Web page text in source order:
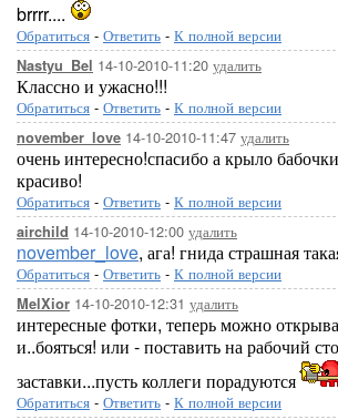
brrrr....
Обратиться - Ответить - К полной версии
Nastyu_Bel 14-10-2010-11:20 удалить
Классно и ужасно!!!
Обратиться - Ответить - К полной версии
november_love 14-10-2010-11:47 удалить
очень интересно!спасибо а крыло
красиво!
Обратиться - Ответить - К полной версии
airchild 14-10-2010-12:00 удалить
november_love, ага! гнида страшная
Обратиться - Ответить - К полной версии
MelXior 14-10-2010-12:31 удалить
интересные фотки, теперь можно
и..бояться! или - поставить на рабочий
заставки...пусть коллеги порадуются
Обратиться - Ответить - К полной версии